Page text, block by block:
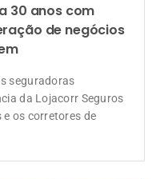
30 anos com
de negócios
seguradoras
da Lojacorr Seguros
os corretores de